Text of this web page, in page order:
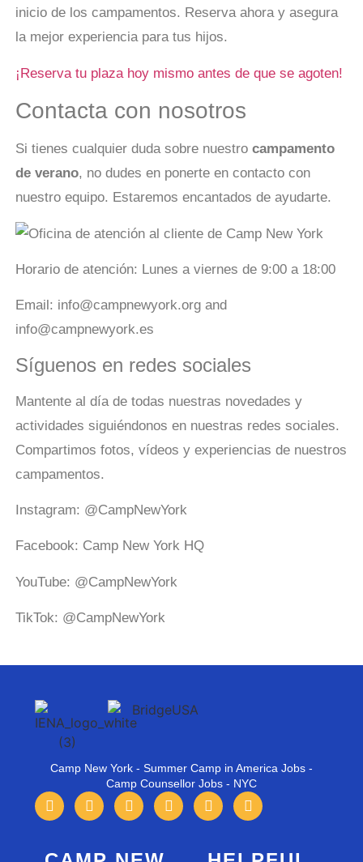
inicio de los campamentos. Reserva ahora y asegura
la mejor experiencia para tus hijos.
¡Reserva tu plaza hoy mismo antes de que se agoten!
Contacta con nosotros
Si tienes cualquier duda sobre nuestro campamento
de verano, no dudes en ponerte en contacto con
nuestro equipo. Estaremos encantados de ayudarte.
Horario de atención: Lunes a viernes de 9:00 a 18:00
Email: info@campnewyork.org and
info@campnewyork.es
Síguenos en redes sociales
Mantente al día de todas nuestras novedades y
actividades siguiéndonos en nuestras redes sociales.
Compartimos fotos, vídeos y experiencias de nuestros
campamentos.
Instagram: @CampNewYork
Facebook: Camp New York HQ
YouTube: @CampNewYork
TikTok: @CampNewYork
Camp New York - Summer Camp in America Jobs -
Camp Counsellor Jobs - NYC